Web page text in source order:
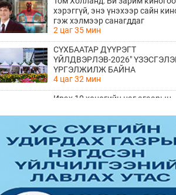
хэрэггүй, энэ үнэхээр сайн
гэж хэлмээр санагддаг
2 цаг 35 мин
СҮХБААТАР ДҮҮРЭГТ
ҮЙЛДВЭРЛЭВ-2026"
ҮРГЭЛЖИЛЖ БАЙНА
4 цаг 32 мин
Ирэх 10 хоногийн цаг агаарын
4 цаг 40 мин
Meta компани хүүхдийн сэтгэл
эрүүл мэндэд хохирол
хэргээр Нью-Мексико мужид
доллар төлөхөөр болжээ
4 цаг 42 мин